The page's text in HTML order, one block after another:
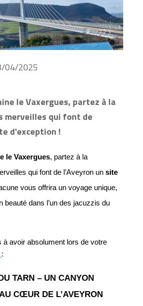
04/2025
le Vaxergues, partez à la
merveilles qui font de
d'exception !
le Vaxergues, partez à la
qui font de l’Aveyron un site
vous offrira un voyage unique,
beauté dans l’un des jacuzzis du
à avoir absolument lors de votre
:
TARN – UN CANYON
CŒUR DE L’AVEYRON